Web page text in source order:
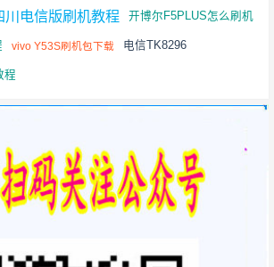
电信版刷机教程 开博尔F5PLUS怎么刷机
vivo Y53S刷机包下载 电信TK8296
程